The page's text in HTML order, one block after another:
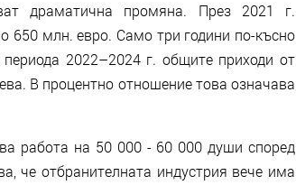
драматична промяна. През 2021 г.
650 млн. евро. Само три години по-късно
2022–2024 г. общите приходи от
В процентно отношение това означава
работа на 50 000 - 60 000 души според
че отбранителната индустрия вече има